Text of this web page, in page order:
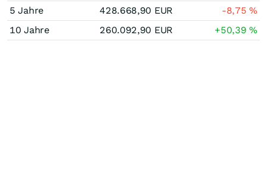
5 Jahre
428.668,90 EUR -8,75%
10 Jahre
260.092,90 EUR +50,39%